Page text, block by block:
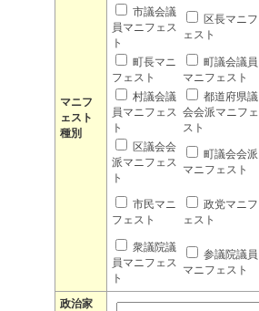
マニフ
ェスト
種別
市議会議
員マニフェス
ト
区長マニフ
ェスト
町長マニ
フェスト
町議会議員
マニフェスト
村議会議
員マニフェス
ト
都道府県議
会会派マニフェ
スト
区議会会
派マニフェス
ト
町議会会派
マニフェスト
市民マニ
フェスト
政党マニフ
ェスト
衆議院議
員マニフェス
ト
参議院議員
マニフェスト
政治家